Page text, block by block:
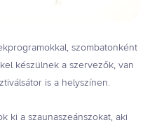
szombatonként
készülnek a szervezők, van
is a helyszínen.
ki a szaunaszeánszokat, aki